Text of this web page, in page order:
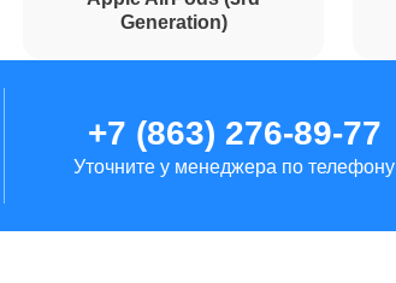
Generation)
+7 (863) 276-89-77
Уточните у менеджера по телефону